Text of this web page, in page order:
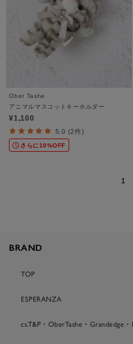
Ober Tashe
アニマルマスコットキーホルダー
¥1,100
5.0 (2件)
さらに10%OFF
1
BRAND
TOP
ESPERANZA
cs.T&P・OberTashe・Grandedge・